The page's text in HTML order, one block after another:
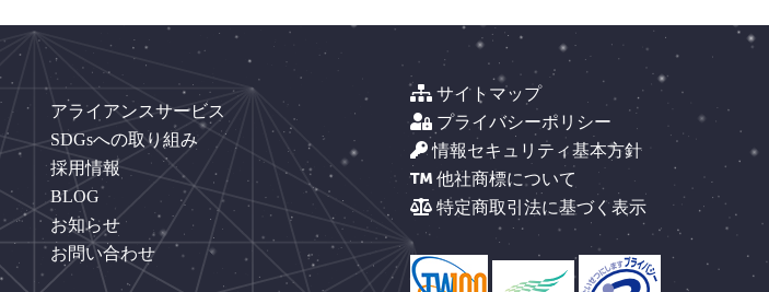
アライアンスサービス
SDGsへの取り組み
採用情報
BLOG
お知らせ
お問い合わせ
サイトマップ
プライバシーポリシー
情報セキュリティ基本方針
他社商標について
特定商取引法に基づく表示